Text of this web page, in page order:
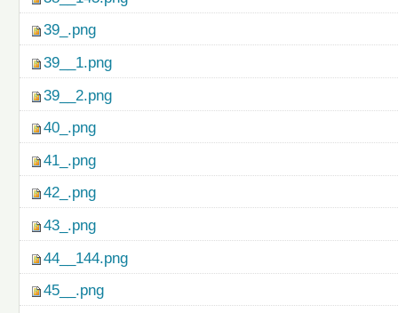
39_.png
39__1.png
39__2.png
40_.png
41_.png
42_.png
43_.png
44__144.png
45__.png